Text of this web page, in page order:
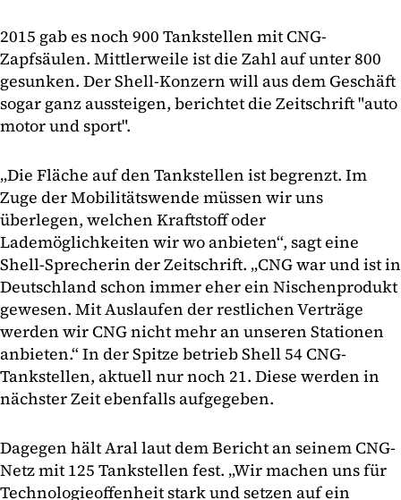
2015 gab es noch 900 Tankstellen mit CNG-
Zapfsäulen. Mittlerweile ist die Zahl auf unter 800
gesunken. Der Shell-Konzern will aus dem Geschäft
sogar ganz aussteigen, berichtet die Zeitschrift "auto
motor und sport".
„Die Fläche auf den Tankstellen ist begrenzt. Im
Zuge der Mobilitätswende müssen wir uns
überlegen, welchen Kraftstoff oder
Lademöglichkeiten wir wo anbieten“, sagt eine
Shell-Sprecherin der Zeitschrift. „CNG war und ist in
Deutschland schon immer eher ein Nischenprodukt
gewesen. Mit Auslaufen der restlichen Verträge
werden wir CNG nicht mehr an unseren Stationen
anbieten.“ In der Spitze betrieb Shell 54 CNG-
Tankstellen, aktuell nur noch 21. Diese werden in
nächster Zeit ebenfalls aufgegeben.
Dagegen hält Aral laut dem Bericht an seinem CNG-
Netz mit 125 Tankstellen fest. „Wir machen uns für
Technologieoffenheit stark und setzen auf ein